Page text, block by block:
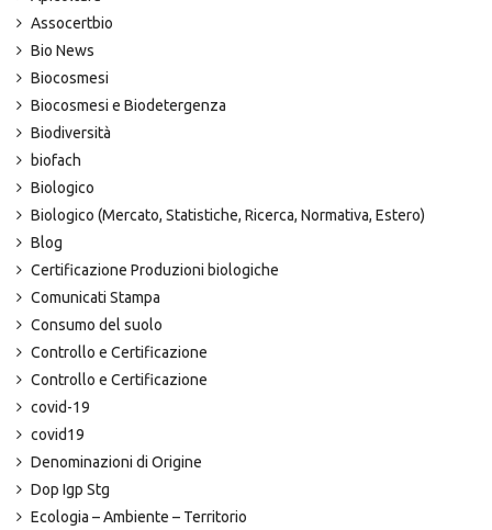
Assocertbio
Bio News
Biocosmesi
Biocosmesi e Biodetergenza
Biodiversità
biofach
Biologico
Biologico (Mercato, Statistiche, Ricerca, Normativa, Estero)
Blog
Certificazione Produzioni biologiche
Comunicati Stampa
Consumo del suolo
Controllo e Certificazione
Controllo e Certificazione
covid-19
covid19
Denominazioni di Origine
Dop Igp Stg
Ecologia – Ambiente – Territorio